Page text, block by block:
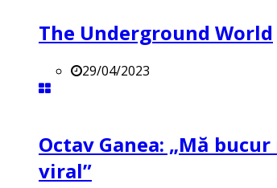
The Underground World
29/04/2023
Octav Ganea: „Mă
viral”